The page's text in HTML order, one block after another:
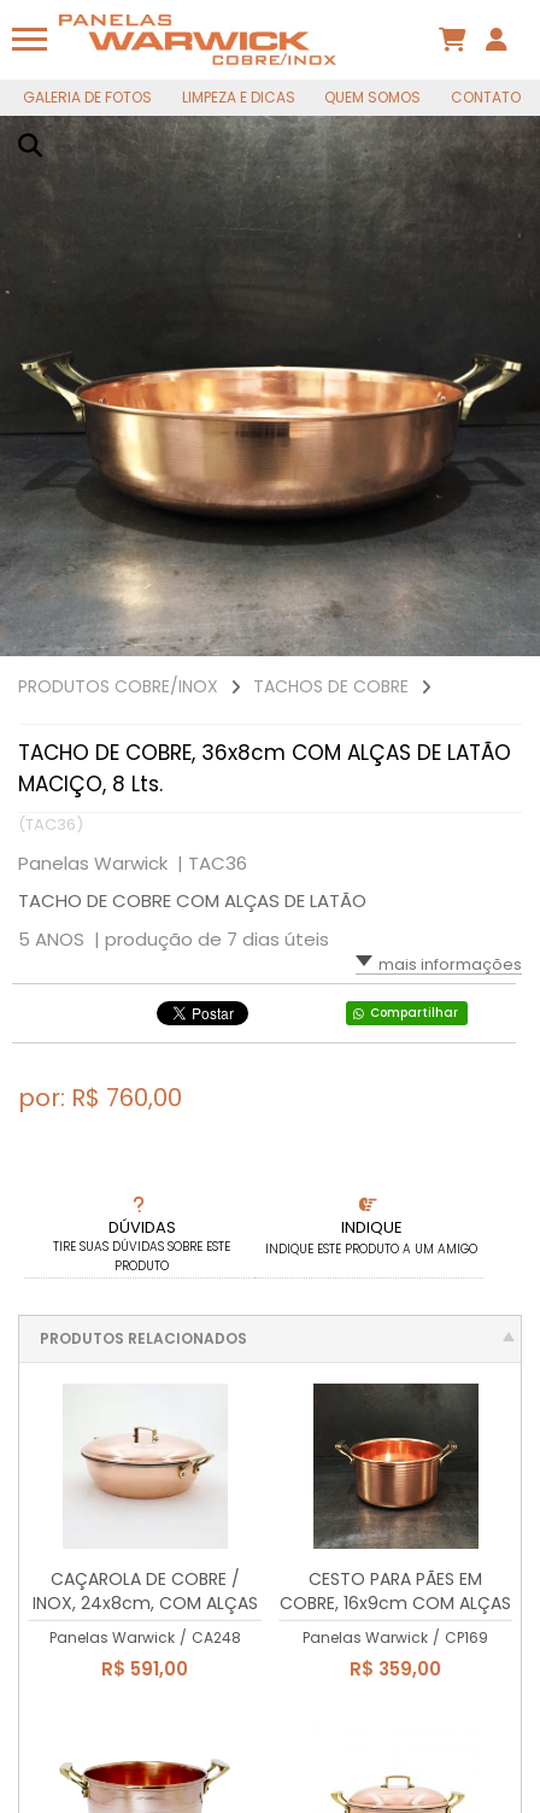
GALERIA DE FOTOS LIMPEZA E DICAS QUEM SOMOS CONTATO
PRODUTOS COBRE/INOX TACHOS DE COBRE
TACHO DE COBRE, 36x8cm COM ALÇAS DE LATÃO
MACIÇO, 8 Lts.
(TAC36)
Panelas Warwick | TAC36
TACHO DE COBRE COM ALÇAS DE LATÃO
5 ANOS | produção de 7 dias úteis
mais informações
Compartilhar
DÚVIDAS
TIRE SUAS DÚVIDAS SOBRE ESTE
PRODUTO
INDIQUE
INDIQUE ESTE PRODUTO A UM AMIGO
por: R$ 760,00
PRODUTOS RELACIONADOS
CAÇAROLA DE COBRE /
INOX, 24x8cm, COM ALÇAS
DE LATÃO MACIÇO, 3 Lts
Panelas Warwick / CA248
R$ 591,00
CESTO PARA PÃES EM
COBRE, 16x9cm COM ALÇAS
DE LATÃO MACIÇO, 2,3 Lts.
Panelas Warwick / CP169
R$ 359,00
TACHO DE COBRE, 36x8cm COM ALÇAS DE
LATÃO MACIÇO, 8 Lts.